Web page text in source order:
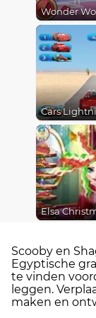
Scooby en
Egyptische
te vinden
leggen.
maken en